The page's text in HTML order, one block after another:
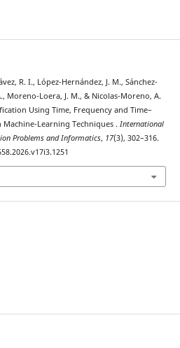
R. I., López-Hernández, J. M., Sánchez-
Moreno-Loera, J. M., & Nicolas-Moreno, A.
Using Time, Frequency and Time–
Learning Techniques . International
Problems and Informatics, 17(3), 302–316.